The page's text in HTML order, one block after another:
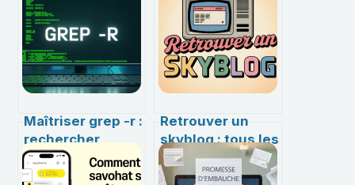
Maîtriser grep -r :
rechercher
efficacement
dans tous vos
Retrouver un
skyblog : tous les
moyens pour
accéder à un